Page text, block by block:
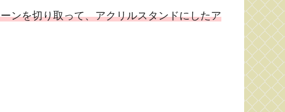
ンを切り取って、アクリルスタンドにしたア